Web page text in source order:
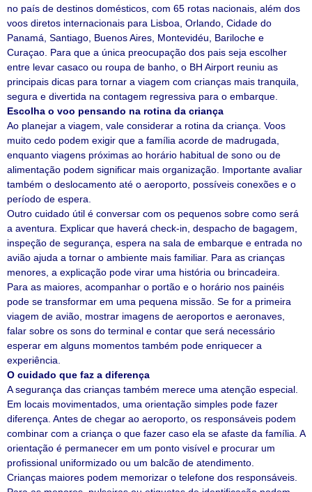
no país de destinos domésticos, com 65 rotas nacionais, além dos
voos diretos internacionais para Lisboa, Orlando, Cidade do
Panamá, Santiago, Buenos Aires, Montevidéu, Bariloche e
Curaçao. Para que a única preocupação dos pais seja escolher
entre levar casaco ou roupa de banho, o BH Airport reuniu as
principais dicas para tornar a viagem com crianças mais tranquila,
segura e divertida na contagem regressiva para o embarque.
Escolha o voo pensando na rotina da criança
Ao planejar a viagem, vale considerar a rotina da criança. Voos
muito cedo podem exigir que a família acorde de madrugada,
enquanto viagens próximas ao horário habitual de sono ou de
alimentação podem significar mais organização. Importante avaliar
também o deslocamento até o aeroporto, possíveis conexões e o
período de espera.
Outro cuidado útil é conversar com os pequenos sobre como será
a aventura. Explicar que haverá check-in, despacho de bagagem,
inspeção de segurança, espera na sala de embarque e entrada no
avião ajuda a tornar o ambiente mais familiar. Para as crianças
menores, a explicação pode virar uma história ou brincadeira.
Para as maiores, acompanhar o portão e o horário nos painéis
pode se transformar em uma pequena missão. Se for a primeira
viagem de avião, mostrar imagens de aeroportos e aeronaves,
falar sobre os sons do terminal e contar que será necessário
esperar em alguns momentos também pode enriquecer a
experiência.
O cuidado que faz a diferença
A segurança das crianças também merece uma atenção especial.
Em locais movimentados, uma orientação simples pode fazer
diferença. Antes de chegar ao aeroporto, os responsáveis podem
combinar com a criança o que fazer caso ela se afaste da família. A
orientação é permanecer em um ponto visível e procurar um
profissional uniformizado ou um balcão de atendimento.
Crianças maiores podem memorizar o telefone dos responsáveis.